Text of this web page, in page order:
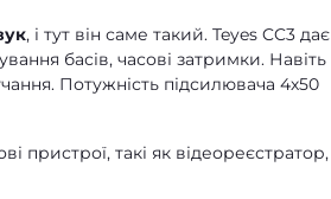
, і тут він саме такий. Teyes CC3 дає
басів, часові затримки. Навіть
Потужність підсилювача 4х50
пристрої, такі як відеореєстратор,